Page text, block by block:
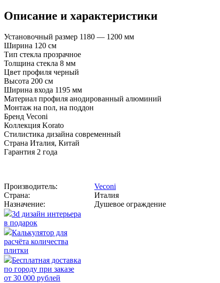
Описание и характеристики
Установочный размер 1180 — 1200 мм
Ширина 120 см
Тип стекла прозрачное
Толщина стекла 8 мм
Цвет профиля черный
Высота 200 см
Ширина входа 1195 мм
Материал профиля анодированный алюминий
Монтаж на пол, на поддон
Бренд Veconi
Коллекция Korato
Стилистика дизайна современный
Страна Италия, Китай
Гарантия 2 года
Производитель:
Veconi
Страна:
Италия
Назначение:
Душевое ограждение
3d дизайн интерьера
в подарок
Калькулятор для
расчёта количества
плитки
Бесплатная доставка
по городу при заказе
от 30 000 рублей